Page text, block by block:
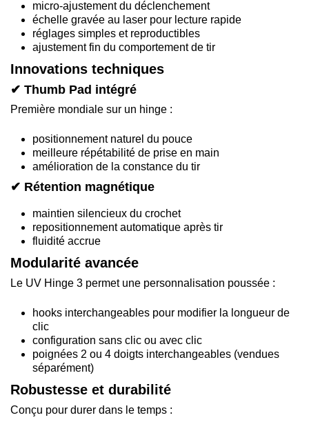
micro-ajustement du déclenchement
échelle gravée au laser pour lecture rapide
réglages simples et reproductibles
ajustement fin du comportement de tir
Innovations techniques
✔ Thumb Pad intégré
Première mondiale sur un hinge :
positionnement naturel du pouce
meilleure répétabilité de prise en main
amélioration de la constance du tir
✔ Rétention magnétique
maintien silencieux du crochet
repositionnement automatique après tir
fluidité accrue
Modularité avancée
Le UV Hinge 3 permet une personnalisation poussée :
hooks interchangeables pour modifier la longueur de
clic
configuration sans clic ou avec clic
poignées 2 ou 4 doigts interchangeables (vendues
séparément)
Robustesse et durabilité
Conçu pour durer dans le temps :